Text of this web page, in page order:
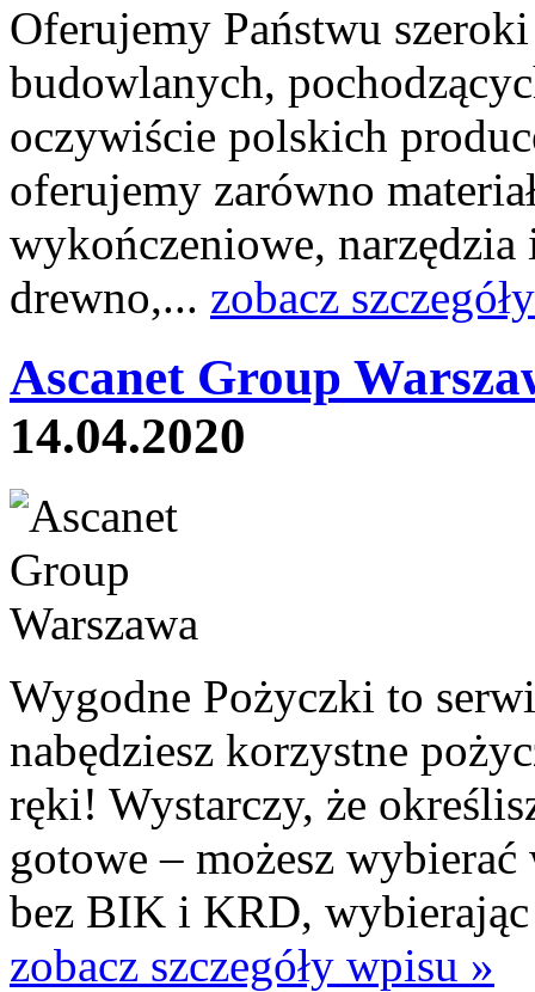
Oferujemy Państwu
budowlanych,
oczywiście polskich
oferujemy zarówno
wykończeniowe,
drewno,... zobacz
Ascanet Group
14.04.2020
Wygodne Pożyczki to
nabędziesz korzystne
ręki! Wystarczy, że
gotowe – możesz
bez BIK i KRD,
zobacz szczegóły wpisu »